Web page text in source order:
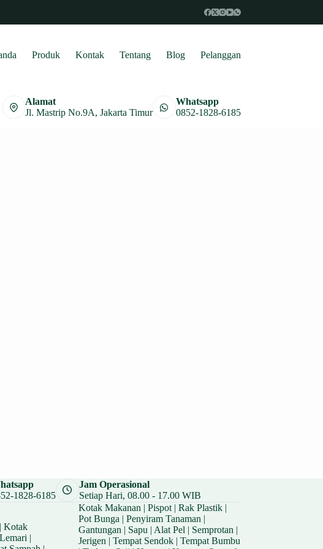
Produk Kontak Tentang Blog Pelanggan
Alamat
Jl. Mastrip No.9A, Jakarta Timur
Whatsapp
0852-1828-6185
1828-6185
Jam Operasional
Setiap Hari, 08.00 - 17.00 WIB
Kotak
Lemari |
Kotak Makanan | Pispot| Rak Plastik|
Pot Bunga | Penyiram Tanaman |
Gantungan | Sapu | Alat Pel | Semprotan |
Jerigen | Tempat Sendok| Tempat Bumbu